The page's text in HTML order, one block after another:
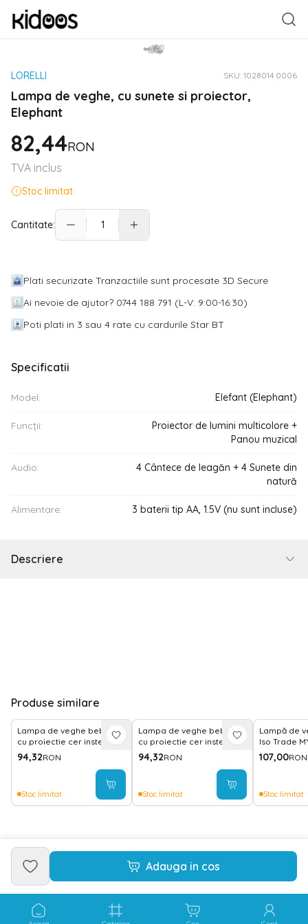
LORELLI SKU: 1028014 0006
Lampa de veghe, cu sunete si proiector,
Elephant
82,44RON
TVA inclus
Stoc limitat
Cantitate:
Plati securizate Tranzactiile sunt procesate 3D Secure
Ai nevoie de ajutor? 0744 188 791 (L-V: 9:00-16:30)
Poti plati in 3 sau 4 rate cu cardurile Star BT
Specificatii
Model: Elefant (Elephant)
Funcții:
Proiector de lumini multicolore +
Panou muzical
Audio:
4 Cântece de leagăn + 4 Sunete din
natură
Alimentare: 3 baterii tip AA, 1.5V (nu sunt incluse)
Descriere
Adauga in cos
Produse similare
Lampa de veghe bebelusi,
cu proiectie cer instelat si
melodii, Pink Elephant
94,32RON
Stoc limitat
Lampa de veghe bebelusi,
cu proiectie cer instelat si
melodii, Deer
94,32RON
Stoc limitat
Lampă de
Iso Trade
107,00RON
Stoc limitat